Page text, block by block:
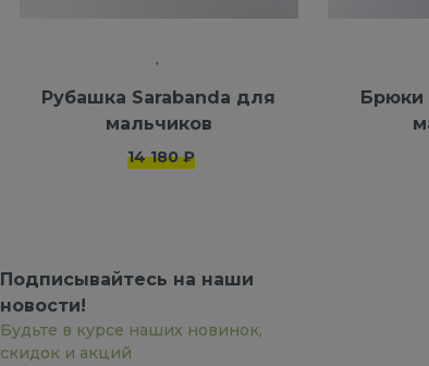
Рубашка Sarabanda для
мальчиков
14 180 ₽
Брюки
Подписывайтесь на наши
новости!
Будьте в курсе наших новинок,
скидок и акций